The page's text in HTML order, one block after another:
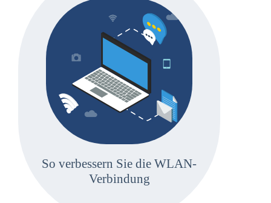
So verbessern Sie die WLAN-
Verbindung